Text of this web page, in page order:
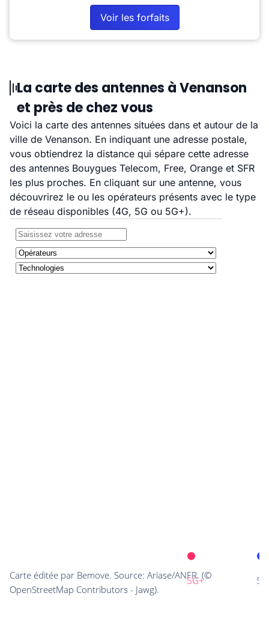
Voir les forfaits
La carte des antennes à Venanson
et près de chez vous
Voici la carte des antennes situées dans et autour de la
ville de Venanson. En indiquant une adresse postale,
vous obtiendrez la distance qui sépare cette adresse
des antennes Bouygues Telecom, Free, Orange et SFR
les plus proches. En cliquant sur une antenne, vous
découvrirez le ou les opérateurs présents avec le type
de réseau disponibles (4G, 5G ou 5G+).